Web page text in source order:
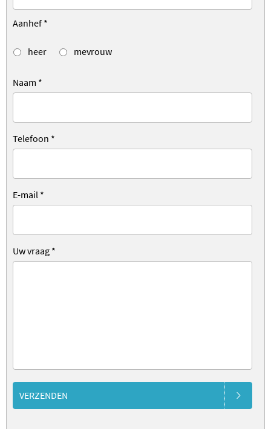
Aanhef *
heer mevrouw
Naam *
Telefoon *
E-mail *
Uw vraag *
VERZENDEN